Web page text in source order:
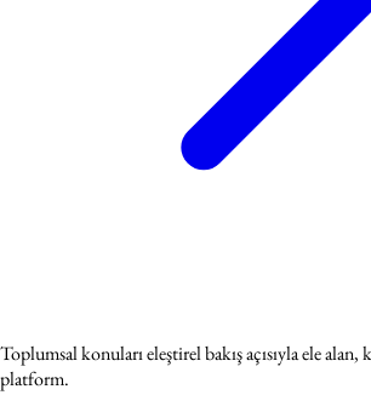
Toplumsal konuları eleştirel bakış açısıyla ele
platform.